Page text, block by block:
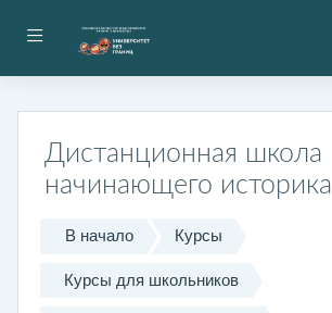
Боковая панель
Дистанционная школа
начинающего историка
В начало Курсы
Курсы для школьников